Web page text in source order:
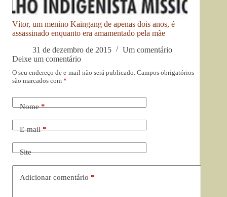
Vítor, um menino Kaingang de apenas dois anos, é
assassinado enquanto era amamentado pela mãe
31 de dezembro de 2015
Um comentário
Deixe um comentário
O seu endereço de e-mail não será publicado. Campos obrigatórios
são marcados com *
Nome*
E-mail*
Site
Adicionar comentário *